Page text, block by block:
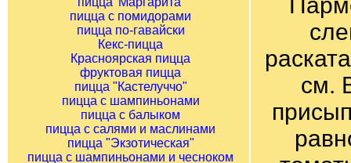
пицца с помидорами
пицца по-гавайски
Кекс-пицца
Красноярская пицца
фруктовая пицца
пицца "Кастелуччо"
пицца с шампиньонами
пицца с балыком
пицца с салями и маслинами
пицца "Экзотическая"
пицца с шампиньонами и чесноком
см.